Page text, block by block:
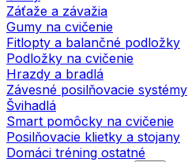
Záťaže a závažia
Gumy na cvičenie
Fitlopty a balančné podložky
Podložky na cvičenie
Hrazdy a bradlá
Závesné posilňovacie systémy
Švihadlá
Smart pomôcky na cvičenie
Posilňovacie klietky a stojany
Domáci tréning ostatné